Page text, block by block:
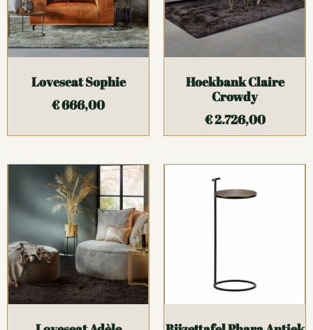
Loveseat Sophie
€666,00
Hoekbank Claire
Crowdy
€2.726,00